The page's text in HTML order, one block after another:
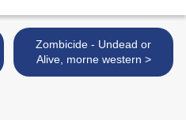
Zombicide - Undead or
Alive, morne western >